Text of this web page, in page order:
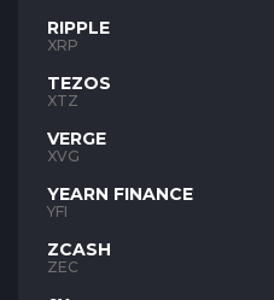
RIPPLE
XRP
TEZOS
XTZ
VERGE
XVG
YEARN FINANCE
YFI
ZCASH
ZEC